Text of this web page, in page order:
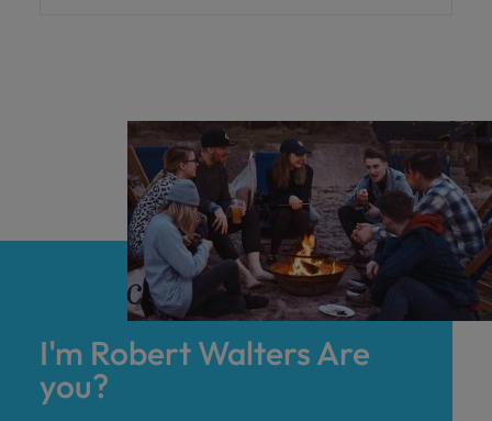
I'm Robert Walters Are
you?